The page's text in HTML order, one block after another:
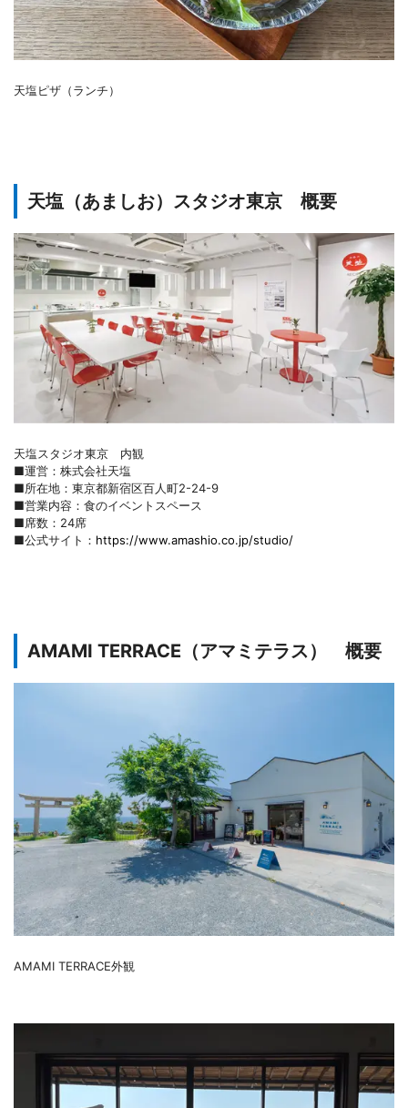
天塩ピザ（ランチ）
天塩（あましお）スタジオ東京 概要
天塩スタジオ東京 内観
■運営：株式会社天塩
■所在地：東京都新宿区百人町2-24-9
■営業内容：食のイベントスペース
■席数：24席
■公式サイト： https://www.amashio.co.jp/studio/
AMAMI TERRACE（アマミテラス） 概要
AMAMI TERRACE外観